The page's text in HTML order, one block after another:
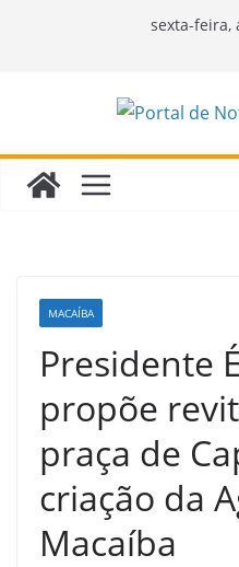
sexta-feira,
MACAÍBA
Presidente
propõe
praça de
criação da
Macaíba